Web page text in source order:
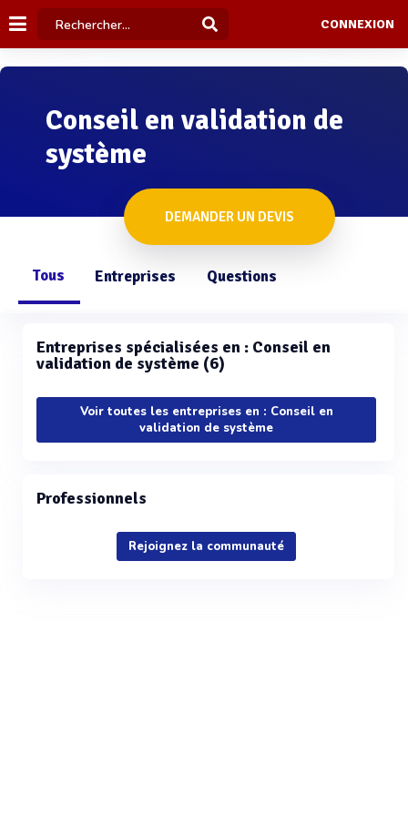
CONNEXION
Conseil en validation de
système
DEMANDER UN DEVIS
Tous Entreprises Questions
Entreprises spécialisées en : Conseil en
validation de système (6)
Voir toutes les entreprises en : Conseil en
validation de système
Professionnels
Rejoignez la communauté